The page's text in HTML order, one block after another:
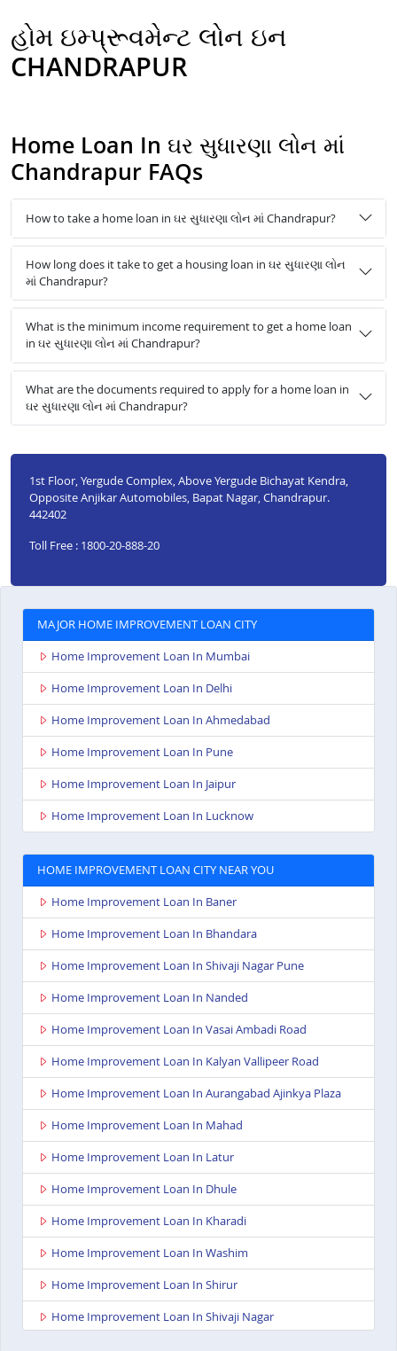
હોમ ઇમ્પ્રૂવમેન્ટ લોન ઇન
CHANDRAPUR
Home Loan In ઘર સુધારણા લોન માં
Chandrapur FAQs
How to take a home loan in ઘર સુધારણા લોન માં Chandrapur?
How long does it take to get a housing loan in ઘર સુધારણા લોન
માં Chandrapur?
What is the minimum income requirement to get a home loan
in ઘર સુધારણા લોન માં Chandrapur?
What are the documents required to apply for a home loan in
ઘર સુધારણા લોન માં Chandrapur?
1st Floor, Yergude Complex, Above Yergude Bichayat Kendra,
Opposite Anjikar Automobiles, Bapat Nagar, Chandrapur.
442402
Toll Free : 1800-20-888-20
MAJOR HOME IMPROVEMENT LOAN CITY
Home Improvement Loan In Mumbai
Home Improvement Loan In Delhi
Home Improvement Loan In Ahmedabad
Home Improvement Loan In Pune
Home Improvement Loan In Jaipur
Home Improvement Loan In Lucknow
HOME IMPROVEMENT LOAN CITY NEAR YOU
Home Improvement Loan In Baner
Home Improvement Loan In Bhandara
Home Improvement Loan In Shivaji Nagar Pune
Home Improvement Loan In Nanded
Home Improvement Loan In Vasai Ambadi Road
Home Improvement Loan In Kalyan Vallipeer Road
Home Improvement Loan In Aurangabad Ajinkya Plaza
Home Improvement Loan In Mahad
Home Improvement Loan In Latur
Home Improvement Loan In Dhule
Home Improvement Loan In Kharadi
Home Improvement Loan In Washim
Home Improvement Loan In Shirur
Home Improvement Loan In Shivaji Nagar